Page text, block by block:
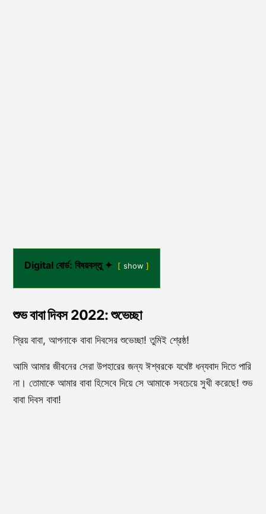
Digital বোর্ড: বিষয়বস্তু ✦ show
শুভ বাবা দিবস 2022: শুভেচ্ছা
প্রিয় বাবা, আপনাকে বাবা দিবসের শুভেচ্ছা! তুমিই শ্রেষ্ঠ!
আমি আমার জীবনের সেরা উপহারের জন্য ঈশ্বরকে যথেষ্ট ধন্যবাদ দিতে পারি
না। তোমাকে আমার বাবা হিসেবে দিয়ে সে আমাকে সবচেয়ে সুখী করেছে! শুভ
বাবা দিবস বাবা!